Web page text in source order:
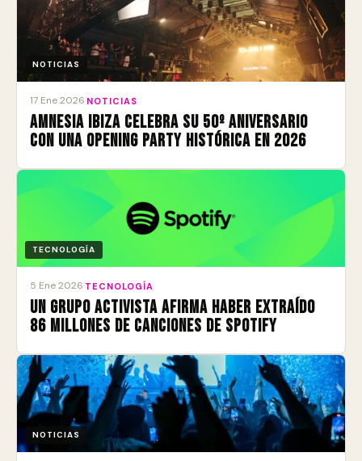
NOTICIAS
17 Ene 2026 NOTICIAS
Amnesia Ibiza celebra su 50º aniversario
con una Opening Party histórica en 2026
TECNOLOGÍA
5 Ene 2026 TECNOLOGÍA
Un grupo activista afirma haber extraído
86 millones de canciones de Spotify
NOTICIAS